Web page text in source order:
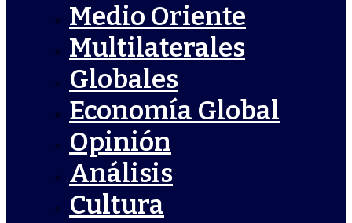
Medio Oriente
Multilaterales
Globales
Economía Global
Opinión
Análisis
Cultura